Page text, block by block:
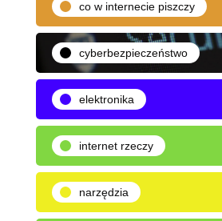
co w internecie piszczy
cyberbezpieczeństwo
elektronika
internet rzeczy
narzędzia